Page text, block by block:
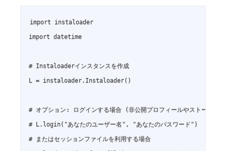
import instaloader
import datetime
# Instaloaderインスタンスを作成
L = instaloader.Instaloader()
# オプション: ログインする場合 (非公開プロフィールやストーリー
# L.login("あなたのユーザー名", "あなたのパスワード")
# またはセッションファイルを利用する場合